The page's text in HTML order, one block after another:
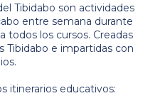
Tibidabo son actividades
entre semana durante
todos los cursos. Creadas
Tibidabo e impartidas con
itinerarios educativos: